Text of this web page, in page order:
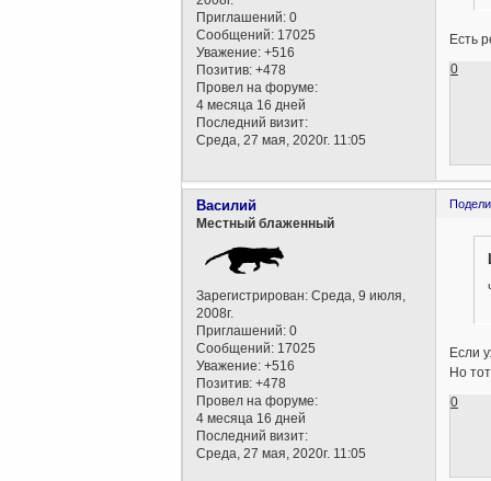
Приглашений: 0
Сообщений: 17025
Уважение: +516
Позитив: +478
Провел на форуме:
4 месяца 16 дней
Последний визит:
Среда, 27 мая, 2020г. 11:05
Есть
0
Василий
Местный блаженный
Зарегистрирован: Среда, 9 июля,
2008г.
Приглашений: 0
Сообщений: 17025
Уважение: +516
Позитив: +478
Провел на форуме:
4 месяца 16 дней
Последний визит:
Среда, 27 мая, 2020г. 11:05
Если
Но
0